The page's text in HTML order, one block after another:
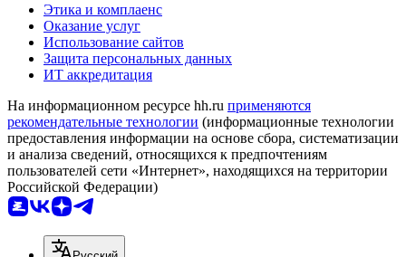
Этика и комплаенс
Оказание услуг
Использование сайтов
Защита персональных данных
ИТ аккредитация
На информационном ресурсе hh.ru применяются
рекомендательные технологии (информационные технологии
предоставления информации на основе сбора, систематизации
и анализа сведений, относящихся к предпочтениям
пользователей сети «Интернет», находящихся на территории
Российской Федерации)